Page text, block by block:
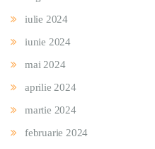
iulie 2024
iunie 2024
mai 2024
aprilie 2024
martie 2024
februarie 2024